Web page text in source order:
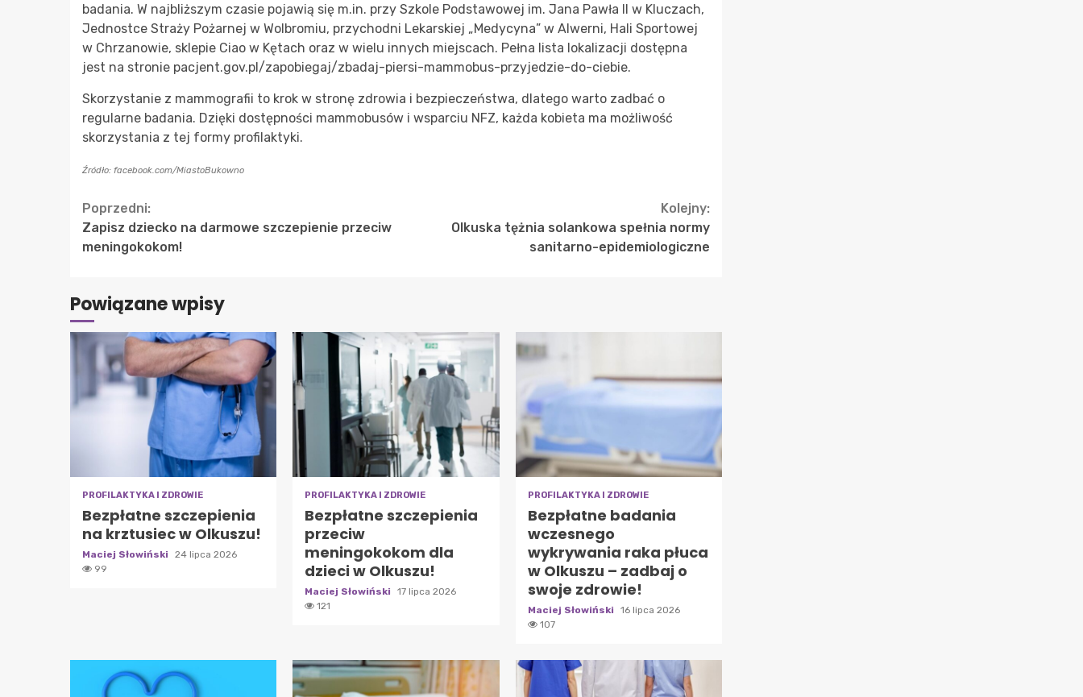
badania. W najbliższym czasie pojawią się m.in. przy Szkole Podstawowej im. Jana Pawła II w Kluczach,
Jednostce Straży Pożarnej w Wolbromiu, przychodni Lekarskiej „Medycyna” w Alwerni, Hali Sportowej
w Chrzanowie, sklepie Ciao w Kętach oraz w wielu innych miejscach. Pełna lista lokalizacji dostępna
jest na stronie pacjent.gov.pl/zapobiegaj/zbadaj-piersi-mammobus-przyjedzie-do-ciebie.
Skorzystanie z mammografii to krok w stronę zdrowia i bezpieczeństwa, dlatego warto zadbać o
regularne badania. Dzięki dostępności mammobusów i wsparciu NFZ, każda kobieta ma możliwość
skorzystania z tej formy profilaktyki.
Źródło: facebook.com/MiastoBukowno
Continue
Reading
Poprzedni:
Zapisz dziecko na darmowe szczepienie przeciw
meningokokom!
Kolejny:
Olkuska tężnia solankowa spełnia normy
sanitarno-epidemiologiczne
Powiązane wpisy
PROFILAKTYKA I ZDROWIE
Bezpłatne szczepienia
na krztusiec w Olkuszu!
Maciej Słowiński
24 lipca 2026
99
PROFILAKTYKA I ZDROWIE
Bezpłatne szczepienia
przeciw
meningokokom dla
dzieci w Olkuszu!
Maciej Słowiński
17 lipca 2026
121
PROFILAKTYKA I ZDROWIE
Bezpłatne badania
wczesnego
wykrywania raka płuca
w Olkuszu – zadbaj o
swoje zdrowie!
Maciej Słowiński
16 lipca 2026
107